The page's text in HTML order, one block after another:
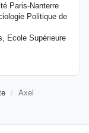
Paris-Nanterre
Politique de
Ecole Supérieure
Axel